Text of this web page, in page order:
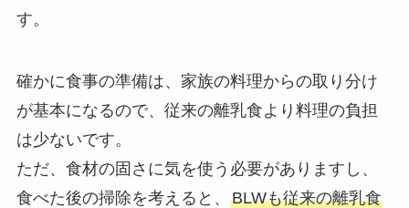
す。
確かに食事の準備は、家族の料理からの取り分け
が基本になるので、従来の離乳食より料理の負担
は少ないです。
ただ、食材の固さに気を使う必要がありますし、
食べた後の掃除を考えると、 BLWも従来の離乳食